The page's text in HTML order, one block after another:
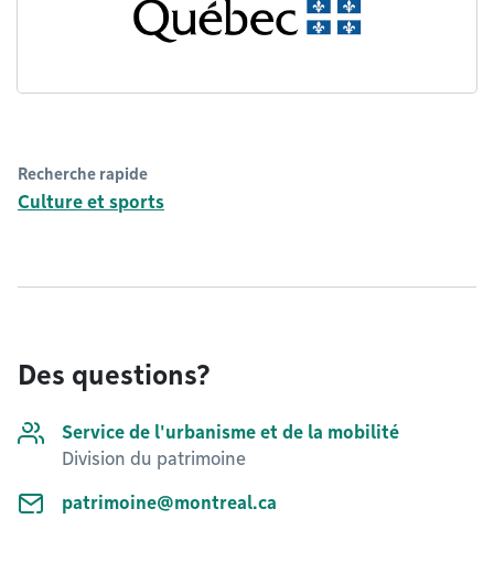
Recherche rapide
Culture et sports
Des questions?
Service de l'urbanisme et de la mobilité
Division du patrimoine
patrimoine@montreal.ca